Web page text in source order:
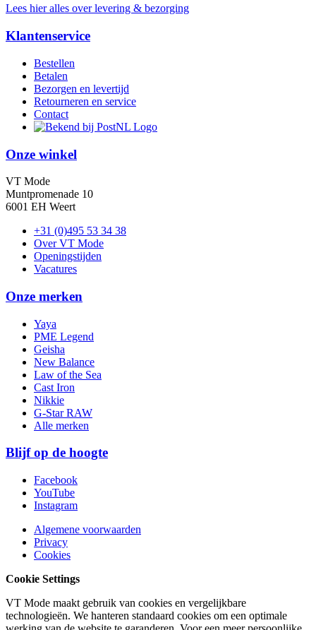
Lees hier alles over levering & bezorging
Klantenservice
Bestellen
Betalen
Bezorgen en levertijd
Retourneren en service
Contact
Onze winkel
VT Mode
Muntpromenade 10
6001 EH Weert
+31 (0)495 53 34 38
Over VT Mode
Openingstijden
Vacatures
Onze merken
Yaya
PME Legend
Geisha
New Balance
Law of the Sea
Cast Iron
Nikkie
G-Star RAW
Alle merken
Blijf op de hoogte
Facebook
YouTube
Instagram
Algemene voorwaarden
Privacy
Cookies
Cookie Settings
VT Mode maakt gebruik van cookies en vergelijkbare
technologieën. We hanteren standaard cookies om een optimale